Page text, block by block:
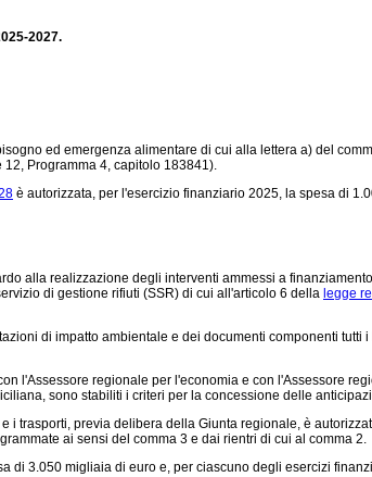
2027.
ed emergenza alimentare di cui alla lettera a) del
Programma 4, capitolo 183841).
è autorizzata, per l'esercizio finanziario 2025, la spesa di
alla realizzazione degli interventi ammessi a
di gestione rifiuti (SSR) di cui all'articolo 6 della legge
di impatto ambientale e dei documenti componenti
l'Assessore regionale per l'economia e con l'Assessore
sono stabiliti i criteri per la concessione delle
trasporti, previa delibera della Giunta regionale, è
ai sensi del comma 3 e dai rientri di cui al comma 2.
3.050 migliaia di euro e, per ciascuno degli esercizi